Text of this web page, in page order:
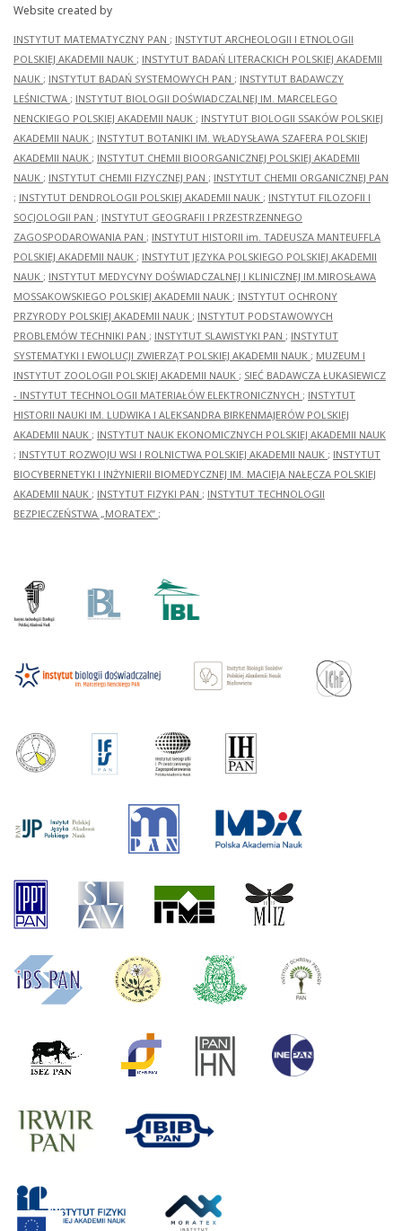
Website created by
INSTYTUT MATEMATYCZNY PAN ; INSTYTUT ARCHEOLOGII I ETNOLOGII
POLSKIEJ AKADEMII NAUK ; INSTYTUT BADAŃ LITERACKICH POLSKIEJ AKADEMII
NAUK ; INSTYTUT BADAŃ SYSTEMOWYCH PAN ; INSTYTUT BADAWCZY
LEŚNICTWA ; INSTYTUT BIOLOGII DOŚWIADCZALNEJ IM. MARCELEGO
NENCKIEGO POLSKIEJ AKADEMII NAUK ; INSTYTUT BIOLOGII SSAKÓW POLSKIEJ
AKADEMII NAUK ; INSTYTUT BOTANIKI IM. WŁADYSŁAWA SZAFERA POLSKIEJ
AKADEMII NAUK ; INSTYTUT CHEMII BIOORGANICZNEJ POLSKIEJ AKADEMII
NAUK ; INSTYTUT CHEMII FIZYCZNEJ PAN ; INSTYTUT CHEMII ORGANICZNEJ PAN
; INSTYTUT DENDROLOGII POLSKIEJ AKADEMII NAUK ; INSTYTUT FILOZOFII I
SOCJOLOGII PAN ; INSTYTUT GEOGRAFII I PRZESTRZENNEGO
ZAGOSPODAROWANIA PAN ; INSTYTUT HISTORII im. TADEUSZA MANTEUFFLA
POLSKIEJ AKADEMII NAUK ; INSTYTUT JĘZYKA POLSKIEGO POLSKIEJ AKADEMII
NAUK ; INSTYTUT MEDYCYNY DOŚWIADCZALNEJ I KLINICZNEJ IM.MIROSŁAWA
MOSSAKOWSKIEGO POLSKIEJ AKADEMII NAUK ; INSTYTUT OCHRONY
PRZYRODY POLSKIEJ AKADEMII NAUK ; INSTYTUT PODSTAWOWYCH
PROBLEMÓW TECHNIKI PAN ; INSTYTUT SLAWISTYKI PAN ; INSTYTUT
SYSTEMATYKI I EWOLUCJI ZWIERZĄT POLSKIEJ AKADEMII NAUK ; MUZEUM I
INSTYTUT ZOOLOGII POLSKIEJ AKADEMII NAUK ; SIEĆ BADAWCZA ŁUKASIEWICZ
- INSTYTUT TECHNOLOGII MATERIAŁÓW ELEKTRONICZNYCH ; INSTYTUT
HISTORII NAUKI IM. LUDWIKA I ALEKSANDRA BIRKENMAJERÓW POLSKIEJ
AKADEMII NAUK ; INSTYTUT NAUK EKONOMICZNYCH POLSKIEJ AKADEMII NAUK
; INSTYTUT ROZWOJU WSI I ROLNICTWA POLSKIEJ AKADEMII NAUK ; INSTYTUT
BIOCYBERNETYKI I INŻYNIERII BIOMEDYCZNEJ IM. MACIEJA NAŁĘCZA POLSKIEJ
AKADEMII NAUK ; INSTYTUT FIZYKI PAN ; INSTYTUT TECHNOLOGII
BEZPIECZEŃSTWA „MORATEX” ;